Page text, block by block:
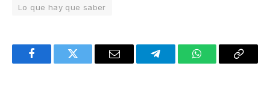
Lo que hay que saber
FacebookTwitter Email TelegramWhatsAppCopy